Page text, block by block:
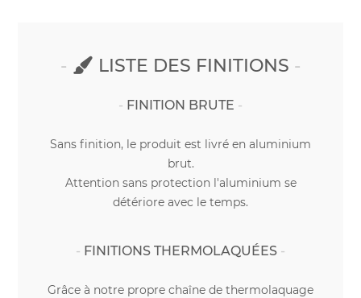
LISTE DES FINITIONS
FINITION BRUTE
Sans finition, le produit est livré en aluminium
brut.
Attention sans protection l'aluminium se
détériore avec le temps.
FINITIONS THERMOLAQUÉES
Grâce à notre propre chaîne de thermolaquage